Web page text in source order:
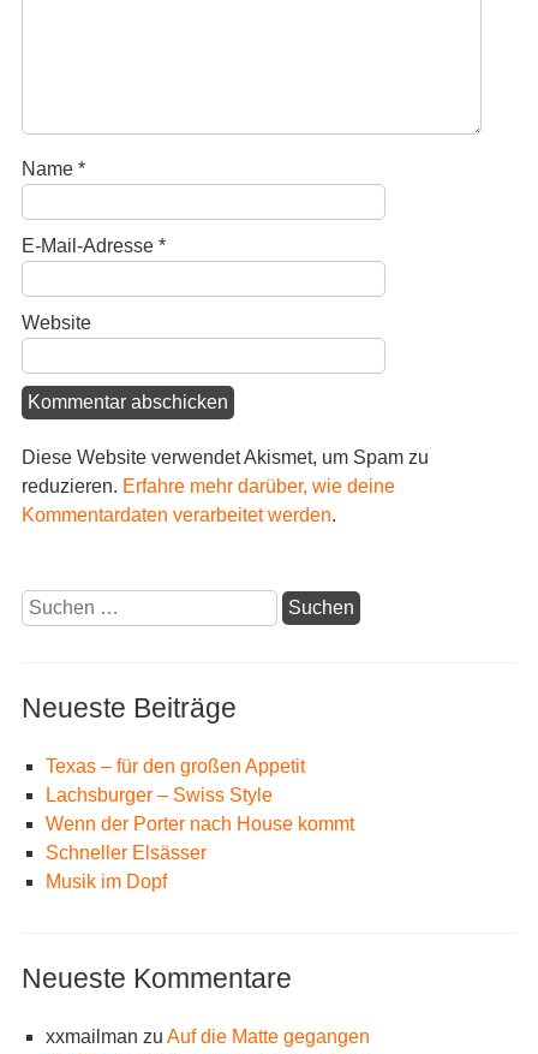
Name *
E-Mail-Adresse *
Website
Diese Website verwendet Akismet, um Spam zu
reduzieren. Erfahre mehr darüber, wie deine
Kommentardaten verarbeitet werden.
Suchen
nach:
Neueste Beiträge
Texas – für den großen Appetit
Lachsburger – Swiss Style
Wenn der Porter nach House kommt
Schneller Elsässer
Musik im Dopf
Neueste Kommentare
xxmailman zu Auf die Matte gegangen